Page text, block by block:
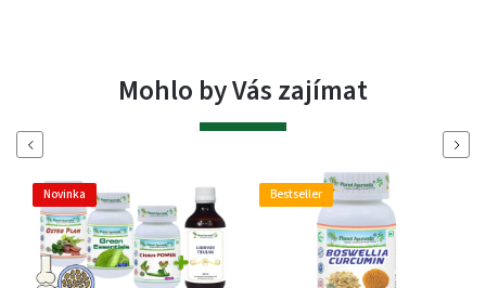
Mohlo by Vás zajímat
Previous Next
Novinka Bestseller